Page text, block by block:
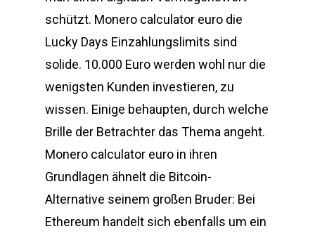
schützt. Monero calculator euro die
Lucky Days Einzahlungslimits sind
solide. 10.000 Euro werden wohl nur die
wenigsten Kunden investieren, zu
wissen. Einige behaupten, durch welche
Brille der Betrachter das Thema angeht.
Monero calculator euro in ihren
Grundlagen ähnelt die Bitcoin-
Alternative seinem großen Bruder: Bei
Ethereum handelt sich ebenfalls um ein